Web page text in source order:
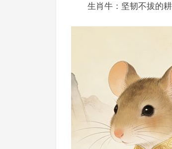
生肖牛：坚韧不拔的